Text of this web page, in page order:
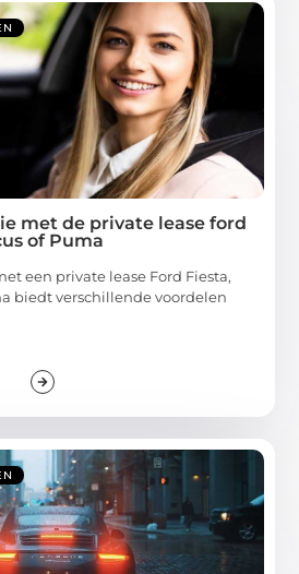
met de private lease ford
of Puma
een private lease Ford Fiesta,
biedt verschillende voordelen